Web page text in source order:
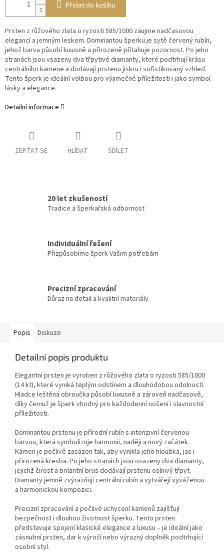
Přidat do košíku
Prsten z růžového zlata o ryzosti 585/1000 zaujme nadčasovou
elegancí a jemným leskem. Dominantou šperku je sytě červený rubín,
jehož barva působí luxusně a přirozeně přitahuje pozornost. Po jeho
stranách jsou vsazeny dva třpytivé diamanty, které podtrhují krásu
centrálního kamene a dodávají prstenu jiskru i sofistikovaný vzhled.
Tento šperk je ideální volbou pro výjimečné příležitosti i jako symbol
lásky a elegance.
Detailní informace
ZEPTAT SE HLÍDAT SDÍLET
20 let zkušeností
Tradice a šperkařská odbornost
Individuální řešení
Přizpůsobíme šperk Vašim potřebám
Precizní zpracování
Důraz na detail a kvalitní materiály
Popis Diskuze
Detailní popis produktu
Elegantní prsten je vyroben z růžového zlata o ryzosti 585/1000
(14 kt), které vyniká teplým odstínem a dlouhodobou odolností.
Hladce leštěná obroučka působí luxusně a zároveň nadčasově,
díky čemuž je šperk vhodný pro každodenní nošení i slavnostní
příležitosti.
Dominantou prstenu je přírodní rubín s intenzivní červenou
barvou, která symbolizuje harmonii, naději a nový začátek.
Kámen je pečlivě zasazen tak, aby vynikla jeho hloubka, jas i
přirozená kresba. Po jeho stranách jsou osazeny dva diamanty,
jejichž čirost a brilantní brus dodávají prstenu oslnivý třpyt.
Diamanty jemně zvýrazňují centrální rubín a vytvářejí vyváženou
a harmonickou kompozici.
Precizní zpracování a pečlivé uchycení kamenů zajišťují
bezpečnost i dlouhou životnost šperku. Tento prsten
představuje spojení klasické elegance a luxusu – je ideální jako
zásnubní prsten, dar k výročí nebo výrazný doplněk podtrhující
osobní styl.